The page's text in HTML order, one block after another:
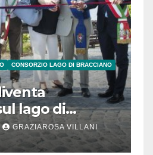
CONSORZIO LAGO DI BRACCIANO
lago di
GRAZIAROSA VILLANI